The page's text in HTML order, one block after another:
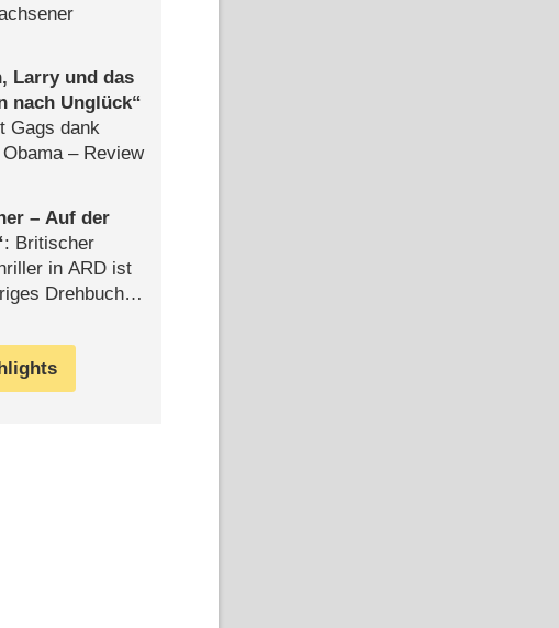
Larry und das
nach Unglück
Gags dank
– Review
– Auf der
: Britischer
in ARD ist
Drehbuch